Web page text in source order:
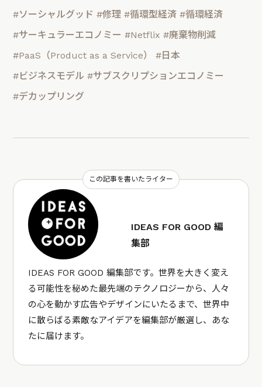
#ソーシャルグッド #修理 #循環型経済 #循環経済
#サーキュラーエコノミー #Netflix #廃棄物削減
#PaaS（Product as a Service）
#日本
#ビジネスモデル #サブスクリプションエコノミー
#デカップリング
この記事を書いたライター
IDEAS FOR GOOD 編
集部
IDEAS FOR GOOD 編集部です。世界を大きく変え
る可能性を秘めた最先端のテクノロジーから、人々
の心を動かす広告やデザインにいたるまで、世界中
に散らばる素敵なアイデアを編集部が厳選し、あな
たに届けます。